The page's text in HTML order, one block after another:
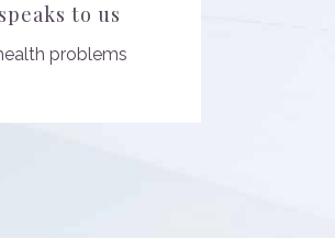
to us
problems